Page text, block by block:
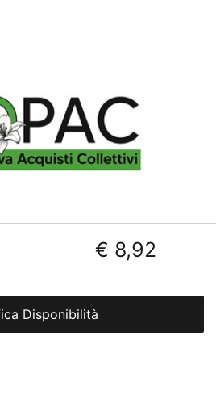
€ 8,92
Disponibilità